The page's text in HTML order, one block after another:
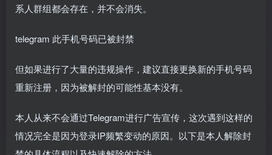
系人群组都会存在，并不会消失。
telegram 此手机号码已被封禁
但如果进行了大量的违规操作，建议直接更换新的手机号码
重新注册，因为被解封的可能性基本没有。
本人从来不会通过Telegram进行广告宣传，这次遇到这样的
情况完全是因为登录IP频繁变动的原因。以下是本人解除封